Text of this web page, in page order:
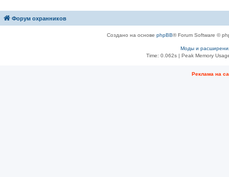
Форум охранников
Создано на основе phpBB® Forum Software ©
Моды и
Time: 0.062s| Peak Memory
Рeклама на